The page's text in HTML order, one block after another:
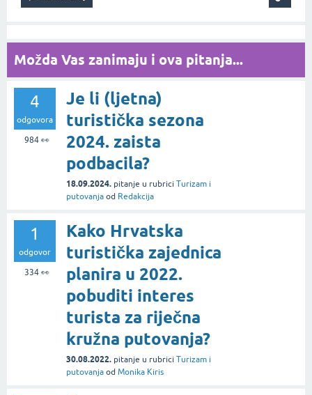
Možda Vas zanimaju i ova pitanja...
4
odgovora
984👀
Je li (ljetna)
turistička sezona
2024. zaista
podbacila?
18.09.2024. pitanje u rubrici Turizam i
putovanja od Redakcija
1
odgovor
334👀
Kako Hrvatska
turistička zajednica
planira u 2022.
pobuditi interes
turista za riječna
kružna putovanja?
30.08.2022. pitanje u rubrici Turizam i
putovanja od Monika Kiris